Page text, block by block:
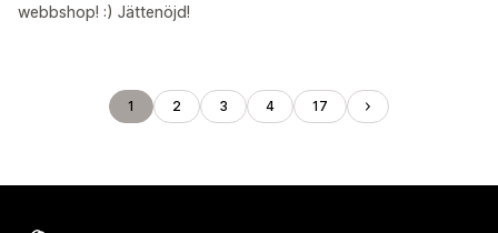
webbshop! :) Jättenöjd!
1 2 3 4 17